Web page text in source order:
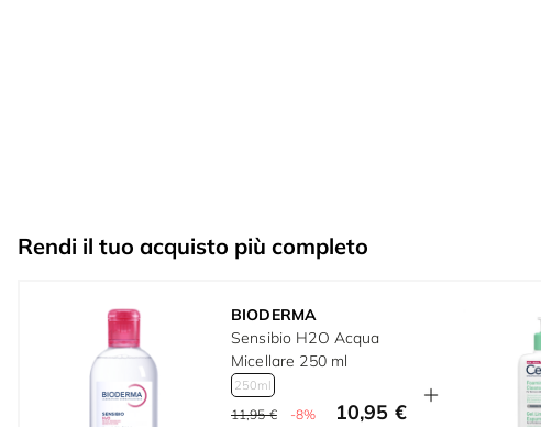
Rendi il tuo acquisto più completo
BIODERMA
Sensibio H2O Acqua
Micellare 250 ml
250ml
11,95 € -8% 10,95 €